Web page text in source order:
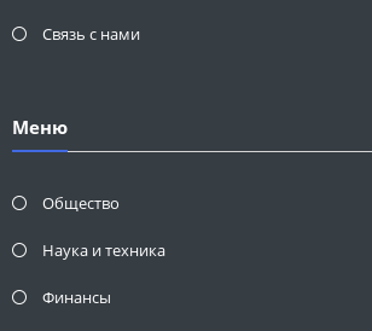
Связь с нами
Меню
Общество
Наука и техника
Финансы